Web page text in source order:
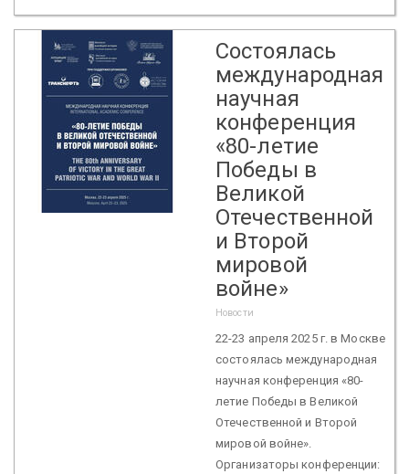
Состоялась
международная
научная
конференция
«80-летие
Победы в
Великой
Отечественной
и Второй
мировой
войне»
Новости
22-23 апреля 2025 г. в Москве
состоялась международная
научная конференция «80-
летие Победы в Великой
Отечественной и Второй
мировой войне».
Организаторы конференции: